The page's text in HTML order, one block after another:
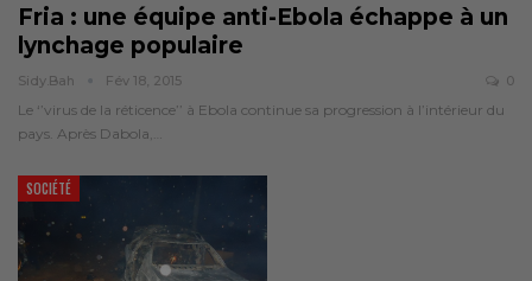
Fria : une équipe anti-Ebola échappe à un
lynchage populaire
Sidy.bah Fév 18, 2015 0
Le ‘’virus de la réticence’’ à Ebola continue sa progression à l’intérieur du
pays. Après Dabola,…
SOCIÉTÉ